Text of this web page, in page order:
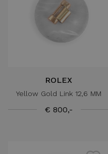
ROLEX
Yellow Gold Link 12,6 MM
€ 800,-